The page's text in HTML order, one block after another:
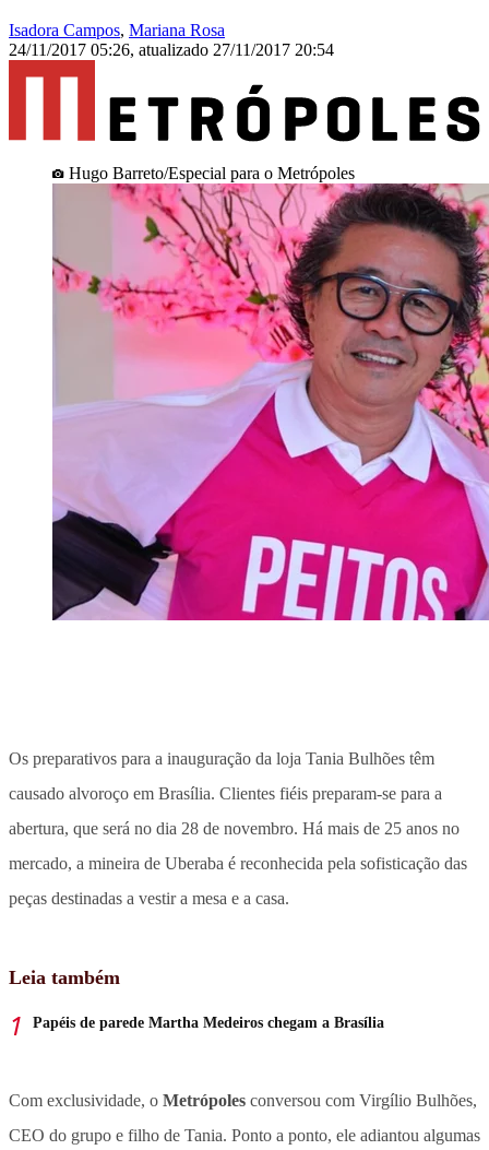
Isadora Campos, Mariana Rosa
24/11/2017 05:26, atualizado 27/11/2017 20:54
Hugo Barreto/Especial para o Metrópoles
Os preparativos para a inauguração da loja Tania Bulhões têm
causado alvoroço em Brasília. Clientes fiéis preparam-se para a
abertura, que será no dia 28 de novembro. Há mais de 25 anos no
mercado, a mineira de Uberaba é reconhecida pela sofisticação das
peças destinadas a vestir a mesa e a casa.
Leia também
Papéis de parede Martha Medeiros chegam a Brasília
Com exclusividade, o Metrópoles conversou com Virgílio Bulhões,
CEO do grupo e filho de Tania. Ponto a ponto, ele adiantou algumas